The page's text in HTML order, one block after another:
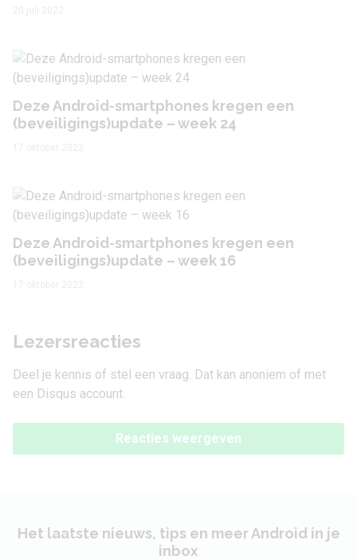
Deze Android-smartphones kregen een
(beveiligings)update – week 24
Deze Android-smartphones kregen een
(beveiligings)update – week 16
Lezersreacties
Deel je kennis of stel een vraag. Dat kan anoniem of met
een Disqus account.
Reacties weergeven
Het laatste nieuws, tips en meer Android in je
inbox